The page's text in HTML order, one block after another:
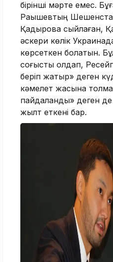
бірінші мәрте емес.
Рақышевтың
Қадыровқа сыйлаған,
әскери көлік
көрсеткен болатын.
соғысты қолдап,
беріп жатыр» деген
кәмелет жасына
пайдаланды» деген де
жылт еткені бар.